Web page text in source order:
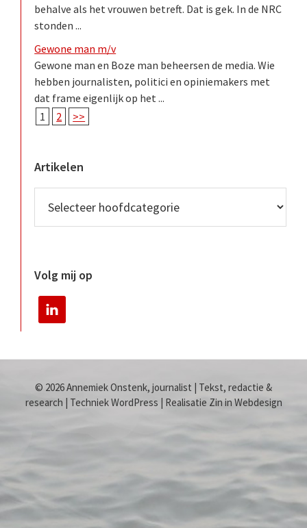
behalve als het vrouwen betreft. Dat is gek. In de NRC
stonden ...
Gewone man m/v
Gewone man en Boze man beheersen de media. Wie
hebben journalisten, politici en opiniemakers met
dat frame eigenlijk op het ...
1
2 >>
Artikelen
Volg mij op
© 2026 Annemiek Onstenk, journalist | Tekst, redactie &
research | Techniek WordPress | Realisatie Zin in Webdesign